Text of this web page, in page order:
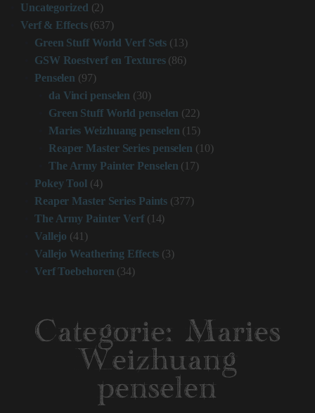
Uncategorized (2)
Verf & Effects (637)
Green Stuff World Verf Sets (13)
GSW Roestverf en Textures (86)
Penselen (97)
da Vinci penselen (30)
Green Stuff World penselen (22)
Maries Weizhuang penselen (15)
Reaper Master Series penselen (10)
The Army Painter Penselen (17)
Pokey Tool (4)
Reaper Master Series Paints (377)
The Army Painter Verf (14)
Vallejo (41)
Vallejo Weathering Effects (3)
Verf Toebehoren (34)
Categorie: Maries
Weizhuang
penselen